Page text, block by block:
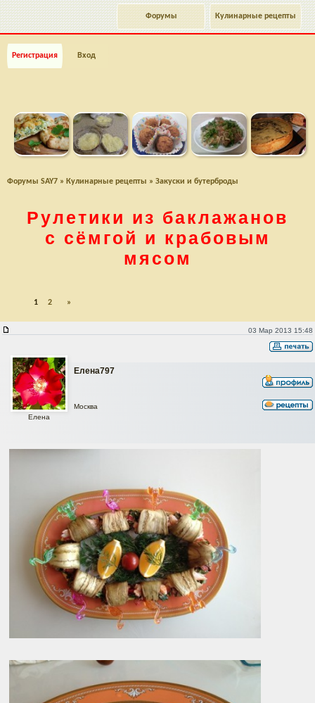
Кулинарные рецепты
Форумы
Регистрация Вход
Форумы SAY7 » Кулинарные рецепты » Закуски и бутерброды
Рулетики из баклажанов
с сёмгой и крабовым
мясом
1 2 »
03 Мар 2013 15:48
Елена797
Елена
Москва